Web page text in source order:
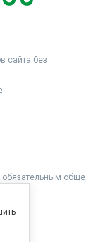
сайта без